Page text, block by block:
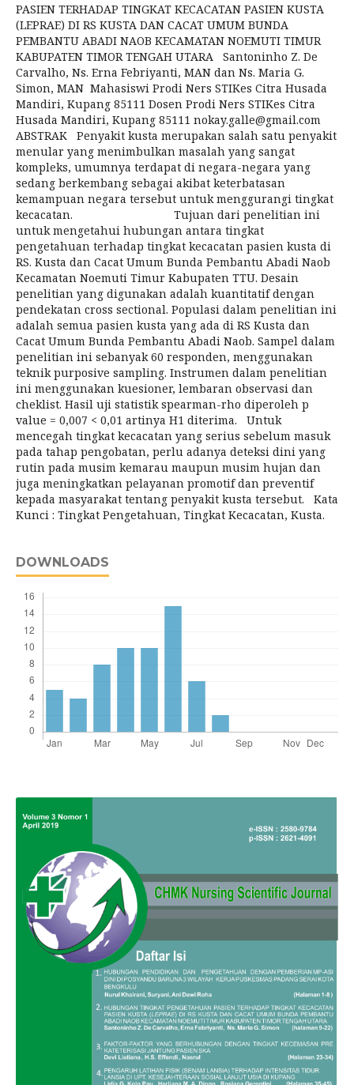
PASIEN TERHADAP TINGKAT KECACATAN PASIEN KUSTA
(LEPRAE) DI RS KUSTA DAN CACAT UMUM BUNDA
PEMBANTU ABADI NAOB KECAMATAN NOEMUTI TIMUR
KABUPATEN TIMOR TENGAH UTARA Santoninho Z. De
Carvalho, Ns. Erna Febriyanti, MAN dan Ns. Maria G.
Simon, MAN Mahasiswi Prodi Ners STIKes Citra Husada
Mandiri, Kupang 85111 Dosen Prodi Ners STIKes Citra
Husada Mandiri, Kupang 85111 nokay.galle@gmail.com
ABSTRAK Penyakit kusta merupakan salah satu penyakit
menular yang menimbulkan masalah yang sangat
kompleks, umumnya terdapat di negara-negara yang
sedang berkembang sebagai akibat keterbatasan
kemampuan negara tersebut untuk menggurangi tingkat
kecacatan. Tujuan dari penelitian ini
untuk mengetahui hubungan antara tingkat
pengetahuan terhadap tingkat kecacatan pasien kusta di
RS. Kusta dan Cacat Umum Bunda Pembantu Abadi Naob
Kecamatan Noemuti Timur Kabupaten TTU. Desain
penelitian yang digunakan adalah kuantitatif dengan
pendekatan cross sectional. Populasi dalam penelitian ini
adalah semua pasien kusta yang ada di RS Kusta dan
Cacat Umum Bunda Pembantu Abadi Naob. Sampel dalam
penelitian ini sebanyak 60 responden, menggunakan
teknik purposive sampling. Instrumen dalam penelitian
ini menggunakan kuesioner, lembaran observasi dan
cheklist. Hasil uji statistik spearman-rho diperoleh p
value = 0,007 < 0,01 artinya H1 diterima. Untuk
mencegah tingkat kecacatan yang serius sebelum masuk
pada tahap pengobatan, perlu adanya deteksi dini yang
rutin pada musim kemarau maupun musim hujan dan
juga meningkatkan pelayanan promotif dan preventif
kepada masyarakat tentang penyakit kusta tersebut. Kata
Kunci : Tingkat Pengetahuan, Tingkat Kecacatan, Kusta.
DOWNLOADS